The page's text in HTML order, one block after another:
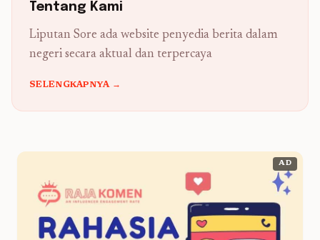
Tentang Kami
Liputan Sore ada website penyedia berita dalam
negeri secara aktual dan terpercaya
SELENGKAPNYA →
AD